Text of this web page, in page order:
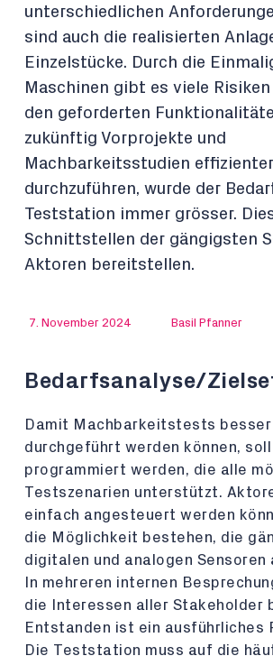
unterschiedlichen
sind auch die realisierten
Einzelstücke. Durch die
Maschinen gibt es viele
den geforderten
zukünftig Vorprojekte und
Machbarkeitsstudien effizienter
durchzuführen, wurde der
Teststation immer grösser.
Schnittstellen der gängigsten
Aktoren bereitstellen.
7. November 2024 Basil Pfanner
Bedarfsanalyse/
Damit Machbarkeitstests
durchgeführt werden können,
programmiert werden, die alle
Testszenarien unterstützt.
einfach angesteuert werden
die Möglichkeit bestehen, die
digitalen und analogen Sensoren
In mehreren internen
die Interessen aller Stakeholder
Entstanden ist ein ausführliches
Die Teststation muss auf die